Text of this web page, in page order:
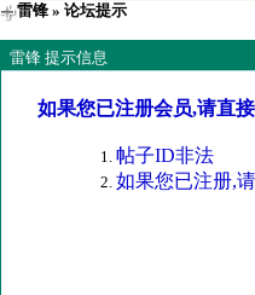
雷锋 » 论坛提示
雷锋 提示信息
如果您已注册会员,请直
帖子ID非法
如果您已注册,